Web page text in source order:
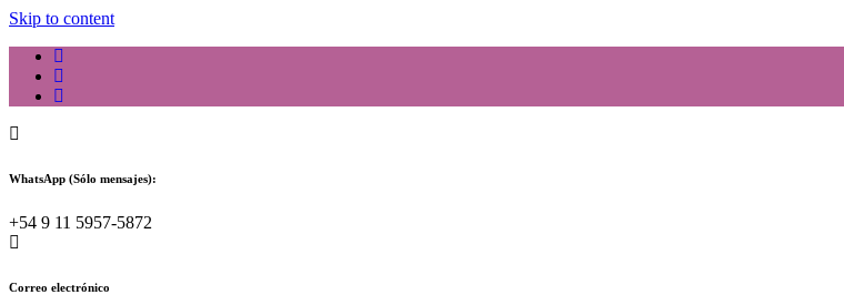
Skip to content
WhatsApp (Sólo mensajes):
+54 9 11 5957-5872
Correo electrónico